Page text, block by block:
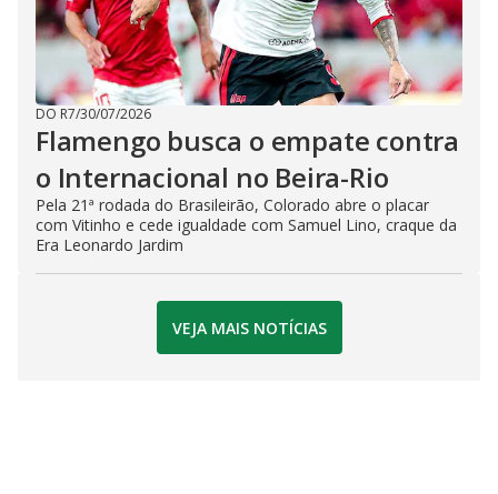
DO R7/30/07/2026
Flamengo busca o empate contra
o Internacional no Beira-Rio
Pela 21ª rodada do Brasileirão, Colorado abre o placar
com Vitinho e cede igualdade com Samuel Lino, craque da
Era Leonardo Jardim
VEJA MAIS NOTÍCIAS